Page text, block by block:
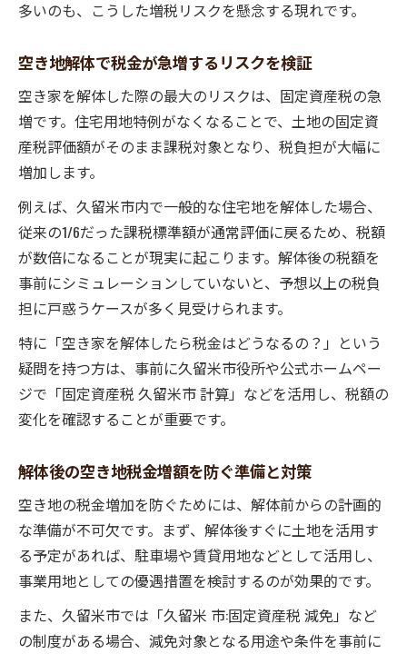
多いのも、こうした増税リスクを懸念する現れです。
空き地解体で税金が急増するリスクを検証
空き家を解体した際の最大のリスクは、固定資産税の急
増です。住宅用地特例がなくなることで、土地の固定資
産税評価額がそのまま課税対象となり、税負担が大幅に
増加します。
例えば、久留米市内で一般的な住宅地を解体した場合、
従来の1/6だった課税標準額が通常評価に戻るため、税額
が数倍になることが現実に起こります。解体後の税額を
事前にシミュレーションしていないと、予想以上の税負
担に戸惑うケースが多く見受けられます。
特に「空き家を解体したら税金はどうなるの？」という
疑問を持つ方は、事前に久留米市役所や公式ホームペー
ジで「固定資産税 久留米市 計算」などを活用し、税額の
変化を確認することが重要です。
解体後の空き地税金増額を防ぐ準備と対策
空き地の税金増加を防ぐためには、解体前からの計画的
な準備が不可欠です。まず、解体後すぐに土地を活用す
る予定があれば、駐車場や賃貸用地などとして活用し、
事業用地としての優遇措置を検討するのが効果的です。
また、久留米市では「久留米 市:固定資産税 減免」など
の制度がある場合、減免対象となる用途や条件を事前に